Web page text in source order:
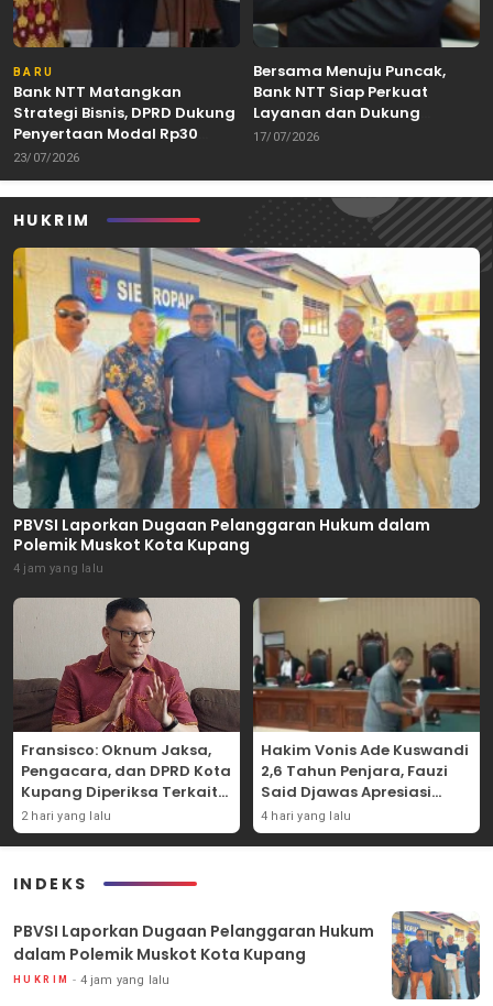
BARU
Bank NTT Matangkan
Strategi Bisnis, DPRD Dukung
Penyertaan Modal Rp30
Miliar
23/07/2026
Bersama Menuju Puncak,
Bank NTT Siap Perkuat
Layanan dan Dukung
Pertumbuhan Ekonomi NTT
17/07/2026
HUKRIM
PBVSI Laporkan Dugaan Pelanggaran Hukum dalam
Polemik Muskot Kota Kupang
4 jam yang lalu
Fransisco: Oknum Jaksa,
Pengacara, dan DPRD Kota
Kupang Diperiksa Terkait
Kasus Akun TikTok Lika Liku
NTT
2 hari yang lalu
Hakim Vonis Ade Kuswandi
2,6 Tahun Penjara, Fauzi
Said Djawas Apresiasi
Putusan
4 hari yang lalu
INDEKS
PBVSI Laporkan Dugaan Pelanggaran Hukum
dalam Polemik Muskot Kota Kupang
HUKRIM 4 jam yang lalu